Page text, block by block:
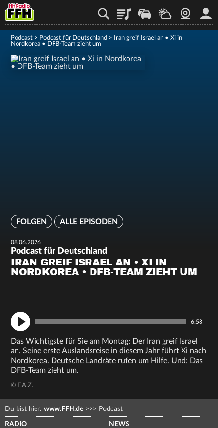
PlaylistStaupilotWetterWebcam
Podcast > Podcast für Deutschland >
Iran greif Israel an • Xi in
Nordkorea • DFB-Team zieht um
FOLGEN ALLE EPISODEN
08.06.2026
Podcast für Deutschland
IRAN GREIF ISRAEL AN • XI IN
NORDKOREA • DFB-TEAM ZIEHT UM
6:58
Das Wichtigste für Sie am Montag: Der Iran greif Israel
an. Seine erste Auslandsreise in diesem Jahr führt Xi nach
Nordkorea. Deutsche Landräte rufen um Hilfe. Und: Das
DFB-Team zieht um.
© F.A.Z.
Du bist hier: www.FFH.de >>> Podcast
RADIO NEWS